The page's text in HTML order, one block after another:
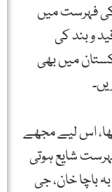
کی فہرست میں
و بند کی
میں بھی
اس لیے مجھے
شایع ہوتی
باچا خان، جی